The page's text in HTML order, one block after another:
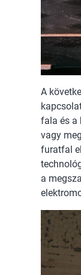
A
fala és a
vagy
furatfal
a